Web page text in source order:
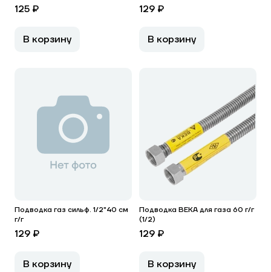
125 ₽
В корзину
129 ₽
В корзину
Подводка газ сильф. 1/2"40 см
г/г
129 ₽
В корзину
Подводка ВЕКА для газа 60 г/г
(1/2)
129 ₽
В корзину